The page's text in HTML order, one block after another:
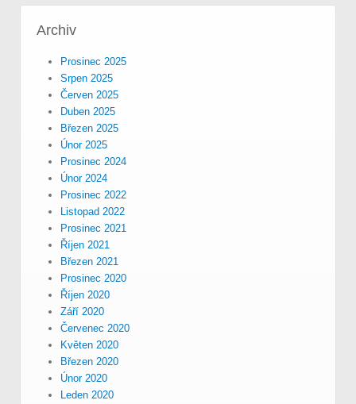
Archiv
Prosinec 2025
Srpen 2025
Červen 2025
Duben 2025
Březen 2025
Únor 2025
Prosinec 2024
Únor 2024
Prosinec 2022
Listopad 2022
Prosinec 2021
Říjen 2021
Březen 2021
Prosinec 2020
Říjen 2020
Září 2020
Červenec 2020
Květen 2020
Březen 2020
Únor 2020
Leden 2020